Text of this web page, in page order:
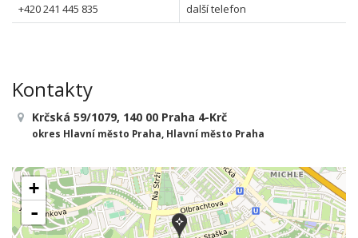
+420 241 445 835
další telefon
Kontakty
Krčská 59/1079, 140 00 Praha 4-Krč
okres Hlavní město Praha, Hlavní město Praha
+
-